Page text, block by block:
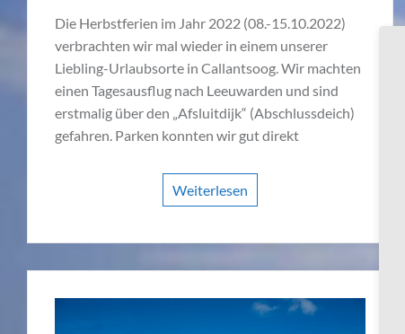
Die Herbstferien im Jahr 2022 (08.-15.10.2022)
verbrachten wir mal wieder in einem unserer
Liebling-Urlaubsorte in Callantsoog. Wir machten
einen Tagesausflug nach Leeuwarden und sind
erstmalig über den „Afsluitdijk“ (Abschlussdeich)
gefahren. Parken konnten wir gut direkt
Weiterlesen